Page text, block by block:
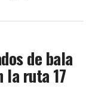
de bala
la ruta 17